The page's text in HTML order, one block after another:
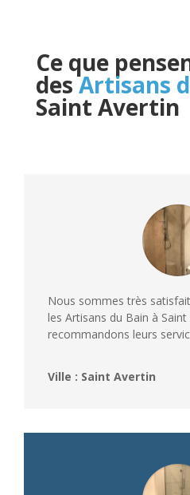
Ce que
desArtisans
Saint Avertin
Nous sommes très
les Artisans du Bain à
recommandons leurs
Ville : Saint Avertin